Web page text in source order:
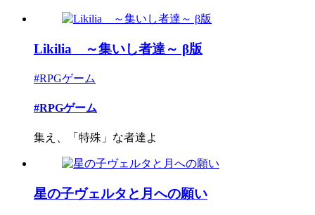
Likilia ～集いし者達～ β版
#RPGゲーム
#RPGゲーム
集え、「特殊」な者達よ
星の子ヴェルタと月への願い